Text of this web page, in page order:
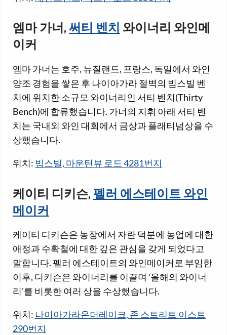
엠마 가너,써티 벤치와이너리 와인메
이커
엠마 가너는 호주, 뉴질랜드, 프랑스, 독일에서 와인
양조 경험을 쌓은 후 나이아가라 절벽의 빔스빌 벤
치에 위치한 소규모 와이너리인 서티 벤치(Thirty
Bench)에 합류했습니다. 가너의 지휘 아래 서티 벤
치는 국내외 와인 대회에서 금상과 플래티넘상을 수
상했습니다.
위치: 빔스빌, 마운틴뷰 로드 4281번지
케이티 디키슨,펠러 에스테이트 와인
메이커
케이티 디키슨은 농장에서 자란 덕분에 농업에 대한
애정과 수확철에 대한 깊은 관심을 갖게 되었다고
말합니다. 펠러 에스테이트의 와인메이커로 부임한
이후, 디키슨은 와이너리를 이끌며 '올해의 와이너
리'를 비롯한 여러 상을 수상했습니다.
위치: 나이아가라온더레이크, 존 스트리트 이스트
290번지